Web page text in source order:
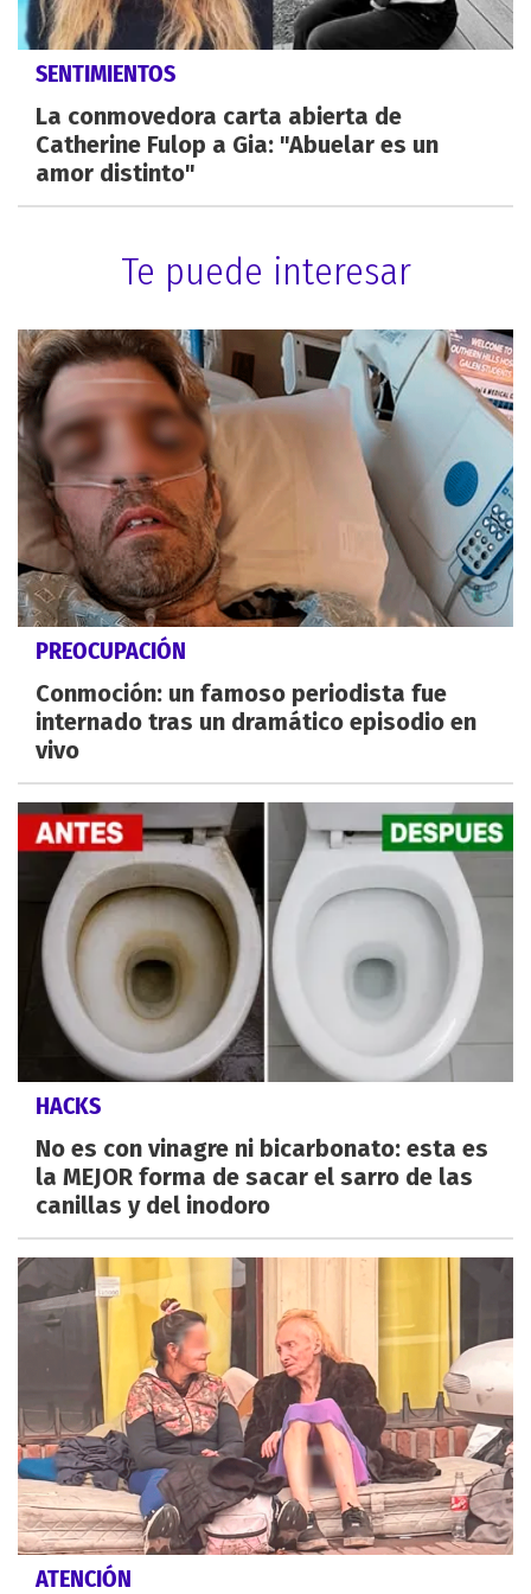
SENTIMIENTOS
La conmovedora carta abierta de
Catherine Fulop a Gia: "Abuelar es un
amor distinto"
Te puede interesar
PREOCUPACIÓN
Conmoción: un famoso periodista fue
internado tras un dramático episodio en
vivo
HACKS
No es con vinagre ni bicarbonato: esta es
la MEJOR forma de sacar el sarro de las
canillas y del inodoro
ATENCIÓN